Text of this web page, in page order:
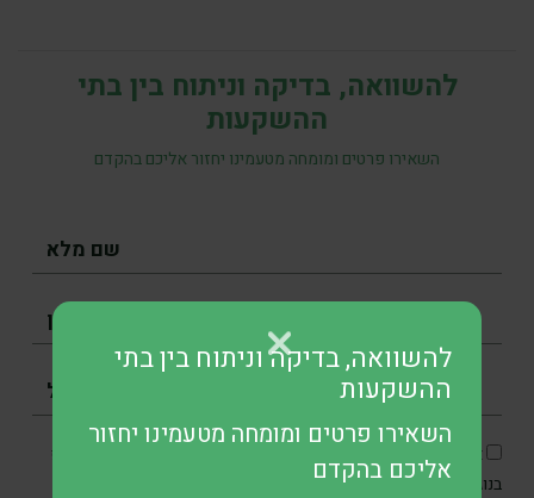
להשוואה, בדיקה וניתוח בין בתי
ההשקעות
השאירו פרטים ומומחה מטעמינו יחזור אליכם בהקדם
אני מסכים/ה כי SKN תיצור איתי קשר בטלפון, בדוא״ל ובוואטסאפ
בנוגע לפנייתי, וכן מאשר/ת את איסוף והשימוש במידע האישי שלי
להשוואה, בדיקה וניתוח בין בתי
ההשקעות
השאירו פרטים ומומחה מטעמינו יחזור
אליכם בהקדם